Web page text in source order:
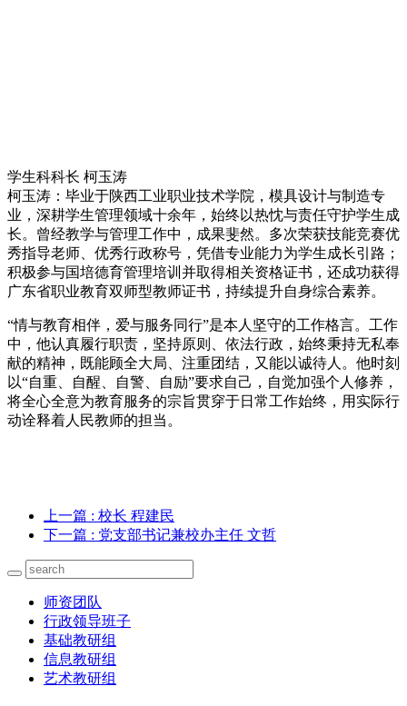
学生科科长 柯玉涛
柯玉涛：毕业于陕西工业职业技术学院，模具设计与制造专
业，深耕学生管理领域十余年，始终以热忱与责任守护学生成
长。曾经教学与管理工作中，成果斐然。多次荣获技能竞赛优
秀指导老师、优秀行政称号，凭借专业能力为学生成长引路；
积极参与国培德育管理培训并取得相关资格证书，还成功获得
广东省职业教育双师型教师证书，持续提升自身综合素养。
“情与教育相伴，爱与服务同行”是本人坚守的工作格言。工作
中，他认真履行职责，坚持原则、依法行政，始终秉持无私奉
献的精神，既能顾全大局、注重团结，又能以诚待人。他时刻
以“自重、自醒、自警、自励”要求自己，自觉加强个人修养，
将全心全意为教育服务的宗旨贯穿于日常工作始终，用实际行
动诠释着人民教师的担当。
上一篇 : 校长 程建民
下一篇 : 党支部书记兼校办主任 文哲
师资团队
行政领导班子
基础教研组
信息教研组
艺术教研组